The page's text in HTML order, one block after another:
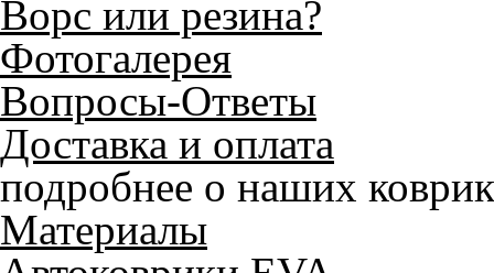
Ворс или резина?
Фотогалерея
Вопросы-Ответы
Доставка и оплата
подробнее о наших
Материалы